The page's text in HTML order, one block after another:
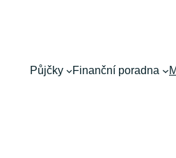
Půjčky Finanční poradna